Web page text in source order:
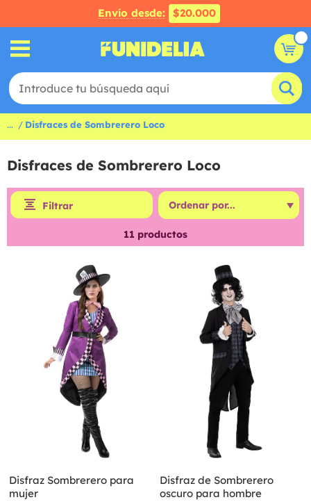
Envío desde: $20.000
... Disfraces de Sombrerero Loco
Disfraces de Sombrerero Loco
Filtrar
11 productos
Disfraz Sombrerero para
mujer
Disfraz de Sombrerero
oscuro para hombre